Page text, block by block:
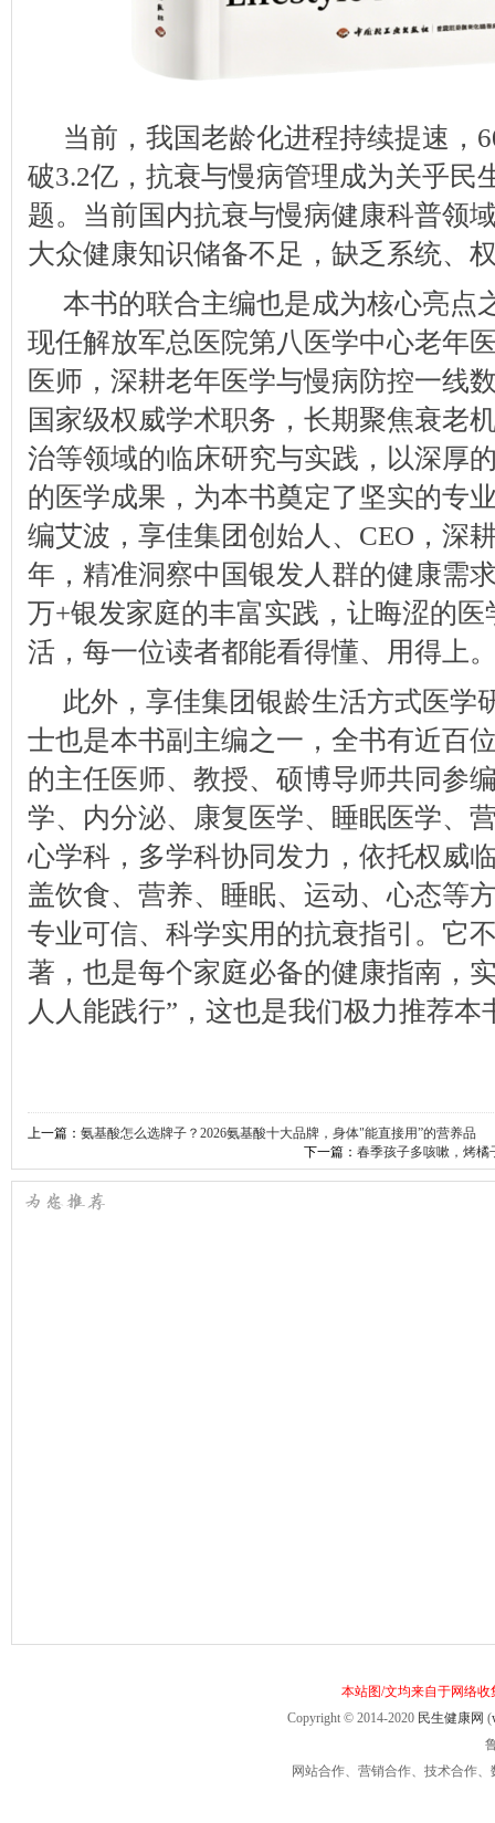
当前，我国老龄化进程持续提速，
破3.2亿，抗衰与慢病管理成为关乎民
题。当前国内抗衰与慢病健康科普领
大众健康知识储备不足，缺乏系统、
本书的联合主编也是成为核心亮点
现任解放军总医院第八医学中心老年
医师，深耕老年医学与慢病防控一线
国家级权威学术职务，长期聚焦衰老
治等领域的临床研究与实践，以深厚
的医学成果，为本书奠定了坚实的专
编艾波，享佳集团创始人、CEO，深
年，精准洞察中国银发人群的健康需
万+银发家庭的丰富实践，让晦涩的
活，每一位读者都能看得懂、用得上
此外，享佳集团银龄生活方式医学
士也是本书副主编之一 ，全书有近百
的主任医师、教授、硕博导师共同参
学、内分泌、康复医学、睡眠医学、
心学科，多学科协同发力，依托权威
盖饮食、营养、睡眠、运动、心态等
专业可信、科学实用的抗衰指引。它
著，也是每个家庭必备的健康指南，
人人能践行”，这也是我们极力推荐本
上一篇： 氨基酸怎么选牌子？2026氨基酸十大品牌，身体"能直接用”的营养品
下一篇： 春季孩子多咳嗽，烤橘
本站图/文均来自于网络
Copyright © 2014-2020 民生健康网 (
网站合作、营销合作、技术合作